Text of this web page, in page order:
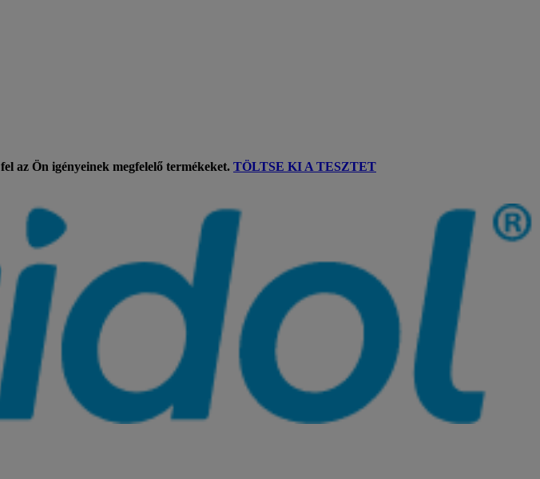
fel az Ön igényeinek megfelelő termékeket. TÖLTSE KI A TESZTET